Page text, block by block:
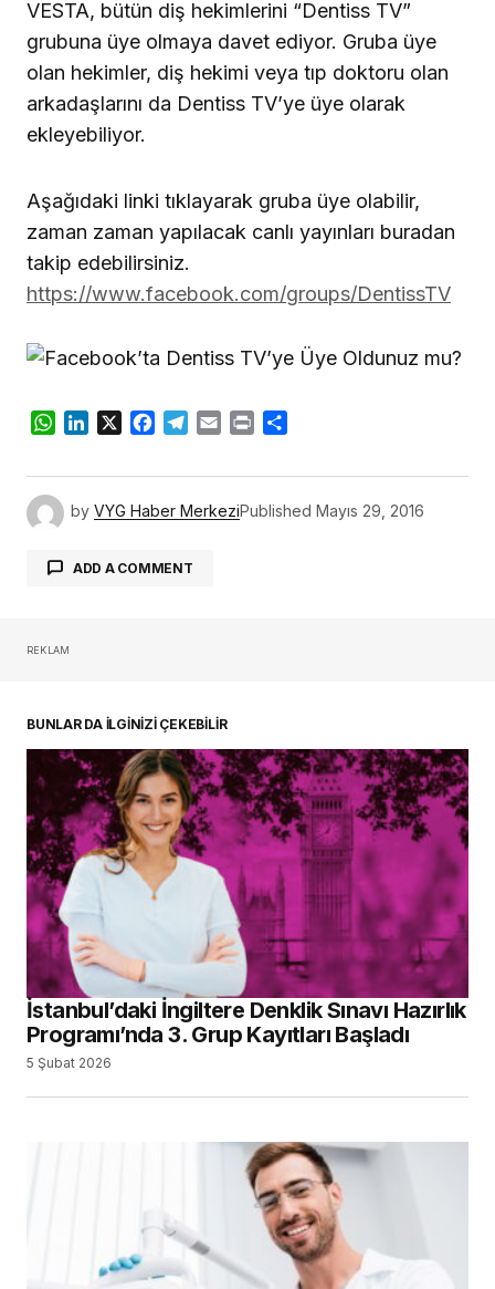
VESTA, bütün diş hekimlerini “Dentiss TV”
grubuna üye olmaya davet ediyor. Gruba üye
olan hekimler, diş hekimi veya tıp doktoru olan
arkadaşlarını da Dentiss TV’ye üye olarak
ekleyebiliyor.
Aşağıdaki linki tıklayarak gruba üye olabilir,
zaman zaman yapılacak canlı yayınları buradan
takip edebilirsiniz.
https://www.facebook.com/groups/DentissTV
WhatsApp
LinkedIn
X Facebook
Telegram
Email Print
by VYG Haber MerkeziPublished Mayıs 29, 2016
ADD A COMMENT
REKLAM
BUNLAR DA İLGİNİZİ ÇEKEBİLİR
İstanbul’daki İngiltere Denklik Sınavı Hazırlık
Programı’nda 3. Grup Kayıtları Başladı
5 Şubat 2026